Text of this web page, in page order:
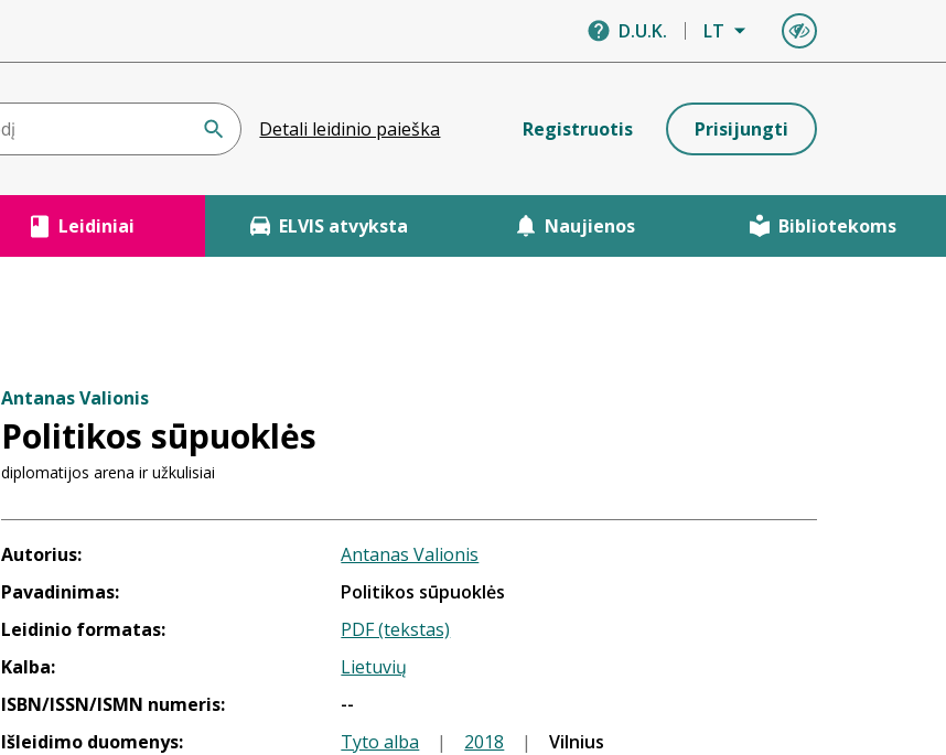
D.U.K. LT
Detali leidinio paieška Registruotis Prisijungti
Leidiniai ELVIS atvyksta Naujienos Bibliotekoms
Antanas Valionis
Politikos sūpuoklės
diplomatijos arena ir užkulisiai
Autorius:
Antanas Valionis
Pavadinimas:
Politikos sūpuoklės
Leidinio formatas:
PDF (tekstas)
Kalba:
Lietuvių
ISBN/ISSN/ISMN numeris:
--
Išleidimo duomenys:
Tyto alba | 2018 |
Vilnius